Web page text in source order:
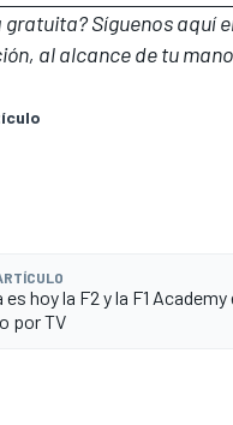
gratuita? Síguenosaquí
al alcance de tu
es hoy la F2 y la F1 Academy
por TV